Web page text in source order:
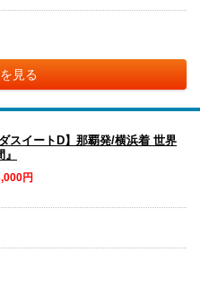
見る
スイートD】那覇発/横浜着 世界
円